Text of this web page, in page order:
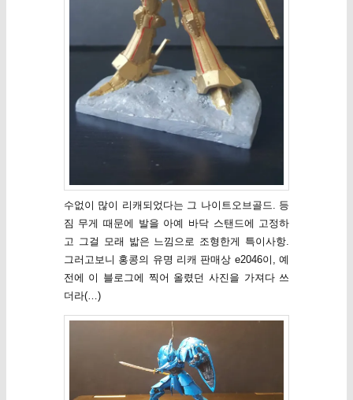
수없이 많이 리캐되었다는 그 나이트오브골드. 등
짐 무게 때문에 발을 아예 바닥 스탠드에 고정하
고 그걸 모래 밟은 느낌으로 조형한게 특이사항.
그러고보니 홍콩의 유명 리캐 판매상 e2046이, 예
전에 이 블로그에 찍어 올렸던 사진을 가져다 쓰
더라(…)